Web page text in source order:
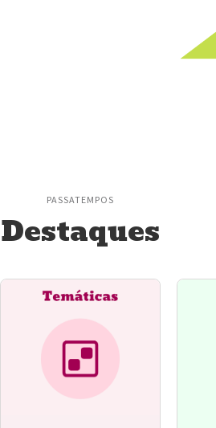
PASSATEMPOS
Destaques